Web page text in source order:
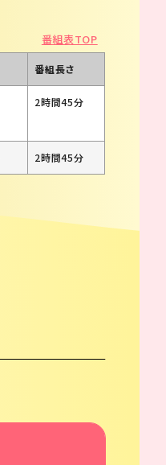
番組表TOP
番組長さ
2時間45分
2時間45分